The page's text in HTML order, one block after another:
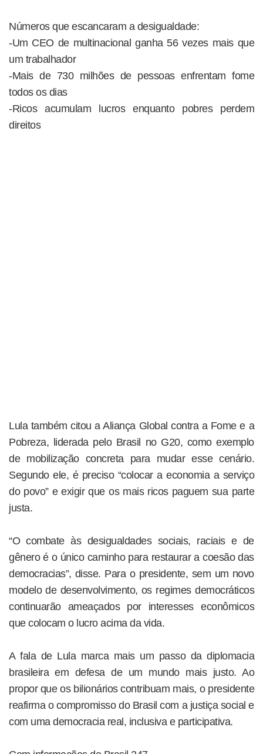
Números que escancaram a desigualdade:
-Um CEO de multinacional ganha 56 vezes mais que
um trabalhador
-Mais de 730 milhões de pessoas enfrentam fome
todos os dias
-Ricos acumulam lucros enquanto pobres perdem
direitos
Lula também citou a Aliança Global contra a Fome e a
Pobreza, liderada pelo Brasil no G20, como exemplo
de mobilização concreta para mudar esse cenário.
Segundo ele, é preciso “colocar a economia a serviço
do povo” e exigir que os mais ricos paguem sua parte
justa.
“O combate às desigualdades sociais, raciais e de
gênero é o único caminho para restaurar a coesão das
democracias”, disse. Para o presidente, sem um novo
modelo de desenvolvimento, os regimes democráticos
continuarão ameaçados por interesses econômicos
que colocam o lucro acima da vida.
A fala de Lula marca mais um passo da diplomacia
brasileira em defesa de um mundo mais justo. Ao
propor que os bilionários contribuam mais, o presidente
reafirma o compromisso do Brasil com a justiça social e
com uma democracia real, inclusiva e participativa.